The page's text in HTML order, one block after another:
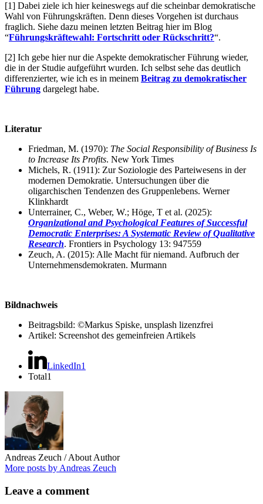
[1] Dabei ziele ich hier keineswegs auf die scheinbar demokratische
Wahl von Führungskräften. Denn dieses Vorgehen ist durchaus
fraglich. Siehe dazu meinen letzten Beitrag hier im Blog
“Führungskräftewahl: Fortschritt oder Rückschritt?“.
[2] Ich gebe hier nur die Aspekte demokratischer Führung wieder,
die in der Studie aufgeführt wurden. Ich selbst sehe das deutlich
differenzierter, wie ich es in meinem Beitrag zu demokratischer
Führung dargelegt habe.
Literatur
Friedman, M. (1970): The Social Responsibility of Business Is
to Increase Its Profits. New York Times
Michels, R. (1911): Zur Soziologie des Parteiwesens in der
modernen Demokratie. Untersuchungen über die
oligarchischen Tendenzen des Gruppenlebens. Werner
Klinkhardt
Unterrainer, C., Weber, W.; Höge, T et al. (2025):
Organizational and Psychological Features of Successful
Democratic Enterprises: A Systematic Review of Qualitative
Research. Frontiers in Psychology 13: 947559
Zeuch, A. (2015): Alle Macht für niemand. Aufbruch der
Unternehmensdemokraten. Murmann
Bildnachweis
Beitragsbild: ©Markus Spiske, unsplash lizenzfrei
Artikel: Screenshot des gemeinfreien Artikels
LinkedIn1
Total1
Andreas Zeuch / About Author
More posts by Andreas Zeuch
Leave a comment